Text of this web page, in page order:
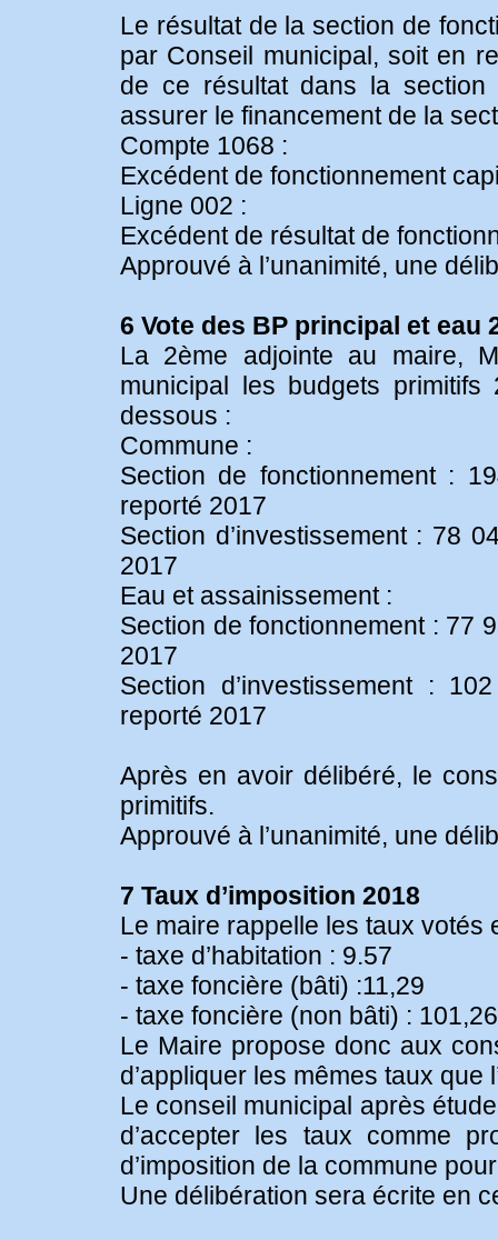
Le résultat de la section de
par Conseil municipal, soit en
de ce résultat dans la section
assurer le financement de la
Compte 1068 :
Excédent de fonctionnement
Ligne 002 :
Excédent de résultat de
Approuvé à l’unanimité, une
6 Vote des BP principal et eau
La 2ème adjointe au maire,
municipal les budgets
dessous :
Commune :
Section de fonctionnement :
reporté 2017
Section d’investissement : 78
2017
Eau et assainissement :
Section de fonctionnement : 77
2017
Section d’investissement :
reporté 2017
Après en avoir délibéré, le
primitifs.
Approuvé à l’unanimité, une
7 Taux d’imposition 2018
Le maire rappelle les taux votés
- taxe d’habitation : 9.57
- taxe foncière (bâti) :11,29
- taxe foncière (non bâti) : 101,26
Le Maire propose donc aux
d’appliquer les mêmes taux que
Le conseil municipal après
d’accepter les taux comme
d’imposition de la commune
Une délibération sera écrite en